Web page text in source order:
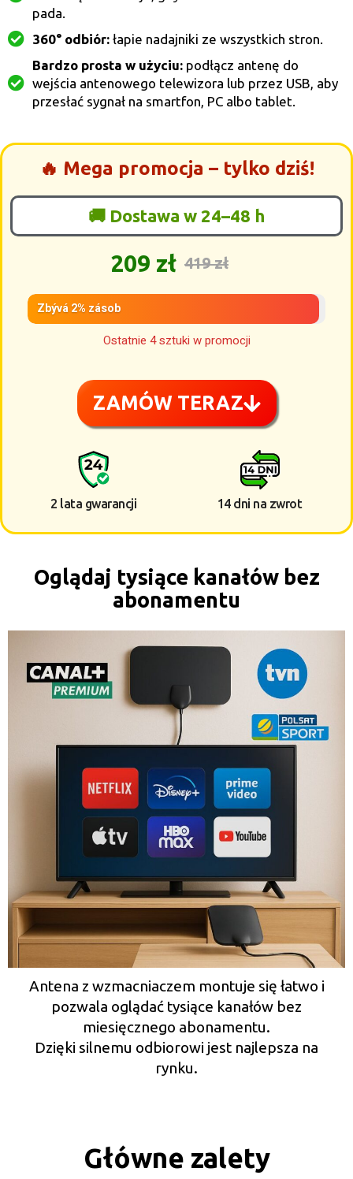
pada.
360° odbiór: łapie nadajniki ze wszystkich stron.
Bardzo prosta w użyciu: podłącz antenę do
wejścia antenowego telewizora lub przez USB, aby
przesłać sygnał na smartfon, PC albo tablet.
🔥 Mega promocja – tylko dziś!
🚚 Dostawa w 24–48 h
209 zł 419 zł
Zbývá 2% zásob
Ostatnie 4 sztuki w promocji
ZAMÓW TERAZ
2 lata gwarancji 14 dni na zwrot
Oglądaj tysiące kanałów bez
abonamentu
Antena z wzmacniaczem montuje się łatwo i
pozwala oglądać tysiące kanałów bez
miesięcznego abonamentu.
Dzięki silnemu odbiorowi jest najlepsza na
rynku.
Główne zalety